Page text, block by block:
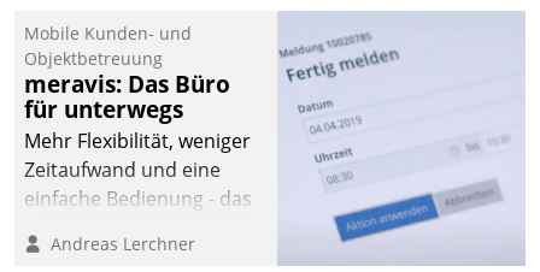
und Beschwerde-Management einen eigenen Kanal
ein.
Mobile Kunden- und
Objektbetreuung
meravis: Das Büro
für unterwegs
Mehr Flexibilität, weniger
Zeitaufwand und eine
einfache Bedienung - das
Cockpit für mobile
Andreas Lerchner